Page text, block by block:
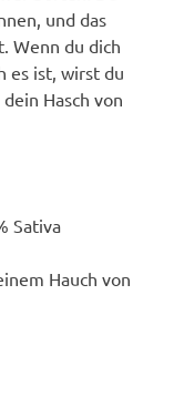
und das
Wenn du dich
es ist, wirst du
Hasch von
Sativa
Hauch von